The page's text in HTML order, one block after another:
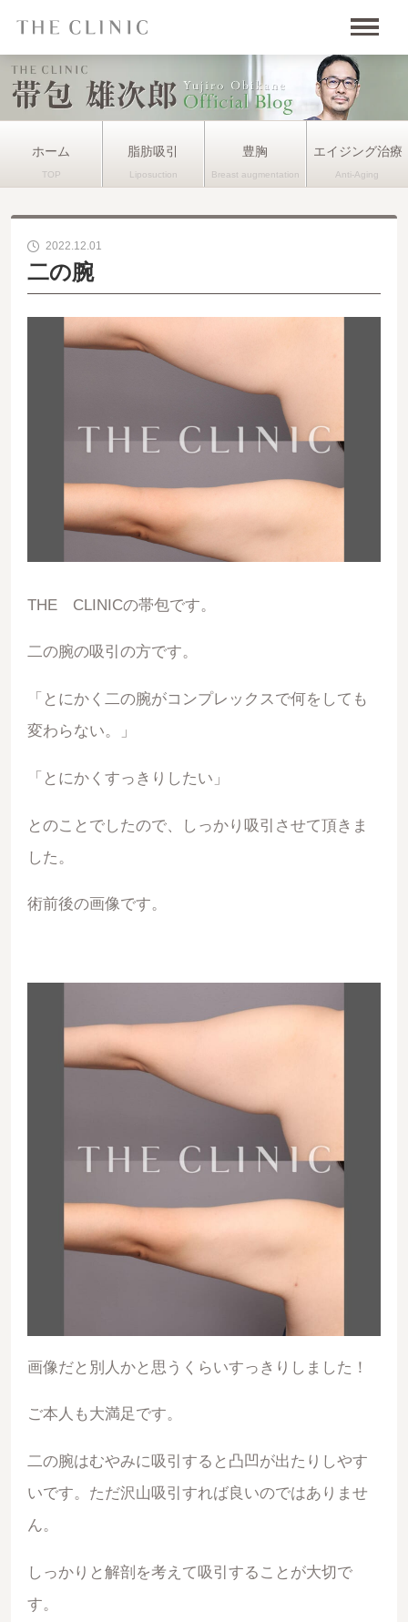
ホーム 脂肪吸引 豊胸 エイジング治療
2022.12.01
二の腕
THE CLINICの帯包です。
二の腕の吸引の方です。
「とにかく二の腕がコンプレックスで何をしても
変わらない。」
「とにかくすっきりしたい」
とのことでしたので、しっかり吸引させて頂きま
した。
術前後の画像です。
画像だと別人かと思うくらいすっきりしました！
ご本人も大満足です。
二の腕はむやみに吸引すると凸凹が出たりしやす
いです。ただ沢山吸引すれば良いのではありませ
ん。
しっかりと解剖を考えて吸引することが大切で
す。